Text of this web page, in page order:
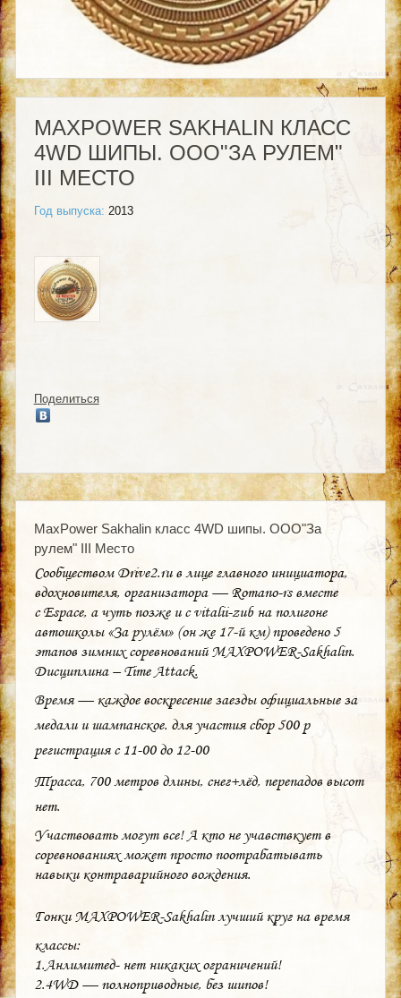
MAXPOWER SAKHALIN КЛАСС
4WD ШИПЫ. ООО"ЗА РУЛЕМ"
III МЕСТО
Год выпуска: 2013
Поделиться
MaxPower Sakhalin класс 4WD шипы. ООО"За
рулем" III Место
Сообществом Drive2.ru в лице главного инициатора,
вдохновителя, организатора — Romano-rs вместе
с Espace, а чуть позже и с vitalii-zub на полигоне
автошколы «За рулём» (он же 17-й км) проведено 5
этапов зимних соревнований MAXPOWER-Sakhalin.
Дисциплина – Time Attack.
Время — каждое воскресение заезды официальные за
медали и шампанское. для участия сбор 500 р
регистрация с 11-00 до 12-00
Трасса, 700 метров длины, снег+лёд, перепадов высот
нет.
Участвовать могут все! А кто не учавствкует в
соревнованиях может просто поотрабатывать
навыки контраварийного вождения.
Гонки MAXPOWER-Sakhalin лучший круг на время
классы:
1.Анлимитед- нет никаких ограничений!
2.4WD — полноприводные, без шипов!